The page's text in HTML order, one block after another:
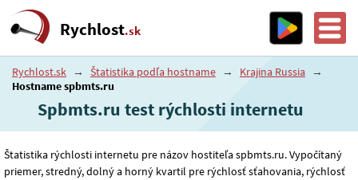
Rychlost.sk
Rychlost.sk → Štatistika podľa hostname → Krajina Russia →
Hostname spbmts.ru
Spbmts.ru test rýchlosti internetu
Štatistika rýchlosti internetu pre názov hostiteľa spbmts.ru. Vypočítaný
priemer, stredný, dolný a horný kvartil pre rýchlosť sťahovania, rýchlosť